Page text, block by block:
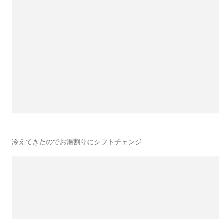
冷えてきたのでお湯割りにシフトチェンジ